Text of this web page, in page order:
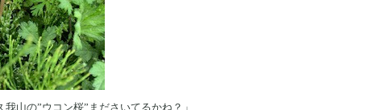
我山の”ウコン桜”まださいてるかね？」